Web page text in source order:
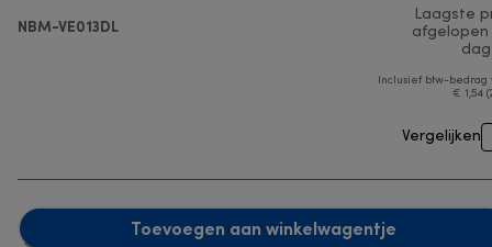
NBM-VE013DL
Laagste
afgelopen
Inclusief btw-bedrag
€ 1,54
Vergelijken
Toevoegen aan winkelwagentje